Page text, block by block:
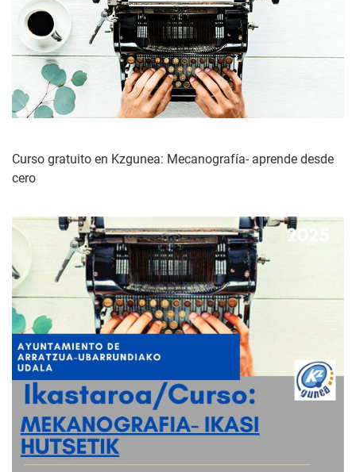
Curso gratuito en Kzgunea: Mecanografía- aprende desde
cero